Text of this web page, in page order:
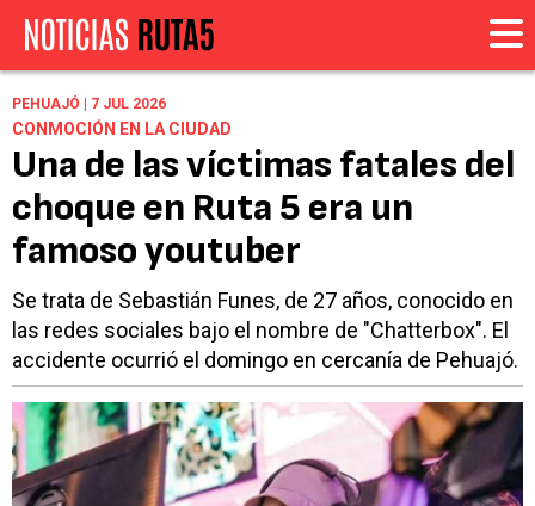
PEHUAJÓ | 7 JUL 2026
CONMOCIÓN EN LA CIUDAD
Una de las víctimas fatales del
choque en Ruta 5 era un
famoso youtuber
Se trata de Sebastián Funes, de 27 años, conocido en
las redes sociales bajo el nombre de "Chatterbox". El
accidente ocurrió el domingo en cercanía de Pehuajó.